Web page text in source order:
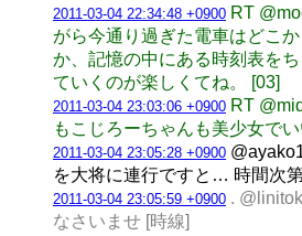
2011-03-04 22:34:48 +0900 RT
がら今通り過ぎた電車はどこ
か、記憶の中にある時刻表を
ていくのが楽しくてね。 [03]
2011-03-04 23:03:06 +0900 RT
もこじろーちゃんも美少女でい
2011-03-04 23:05:28 +0900
を大将に連行ですと… 時間次
2011-03-04 23:05:59 +0900 .
なさいませ [時線]